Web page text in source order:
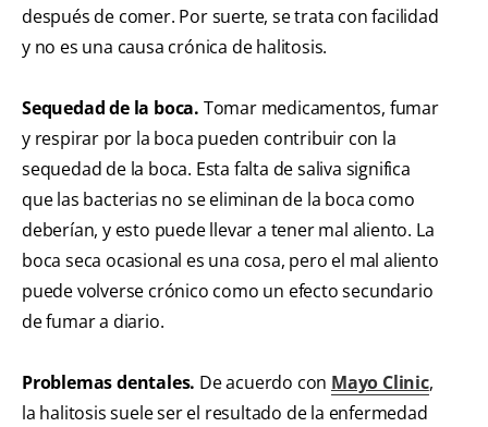
después de comer. Por suerte, se trata con facilidad
y no es una causa crónica de halitosis.
Sequedad de la boca. Tomar medicamentos, fumar
y respirar por la boca pueden contribuir con la
sequedad de la boca. Esta falta de saliva significa
que las bacterias no se eliminan de la boca como
deberían, y esto puede llevar a tener mal aliento. La
boca seca ocasional es una cosa, pero el mal aliento
puede volverse crónico como un efecto secundario
de fumar a diario.
Problemas dentales. De acuerdo con Mayo Clinic,
la halitosis suele ser el resultado de la enfermedad